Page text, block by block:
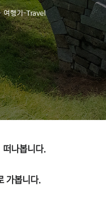
여행기-Travel
나봅니다.
가봅니다.